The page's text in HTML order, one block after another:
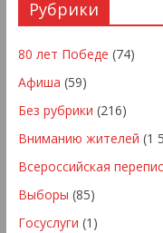
Рубрики
80 лет Победе (74)
Афиша (59)
Без рубрики (216)
Вниманию жителей (1
Всероссийская
Выборы (85)
Госуслуги (1)